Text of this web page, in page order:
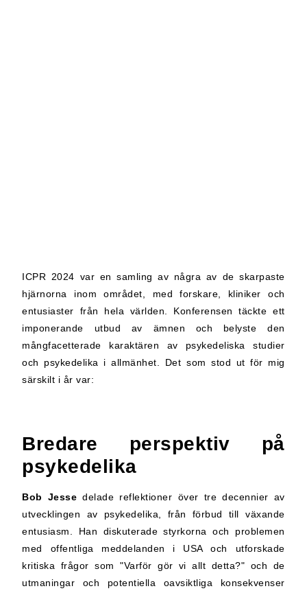
ICPR 2024 var en samling av några av de skarpaste
hjärnorna inom området, med forskare, kliniker och
entusiaster från hela världen. Konferensen täckte ett
imponerande utbud av ämnen och belyste den
mångfacetterade karaktären av psykedeliska studier
och psykedelika i allmänhet. Det som stod ut för mig
särskilt i år var:
Bredare perspektiv på
psykedelika
Bob Jesse delade reflektioner över tre decennier av
utvecklingen av psykedelika, från förbud till växande
entusiasm. Han diskuterade styrkorna och problemen
med offentliga meddelanden i USA och utforskade
kritiska frågor som "Varför gör vi allt detta?" och de
utmaningar och potentiella oavsiktliga konsekvenser